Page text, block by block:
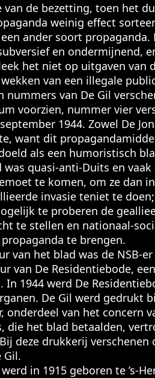
van de bezetting, toen het
weinig effect
ander soort
en ondermijnend,
het niet op uitgaven van
van een illegale
van De Gil
voorzien, nummer vier
1944. Zowel De
want dit
als een humoristisch
quasi-anti-Duits en vaak
te komen, om ze dan
invasie teniet te
te proberen de
te stellen en nationaal-
te brengen.
het blad was de NSB-er
van De Residentiebode,
In 1944 werd De
De Gil werd gedrukt
onderdeel van het concern
die het blad betaalden,
deze drukkerij
Gil.
in 1915 geboren te ’s-